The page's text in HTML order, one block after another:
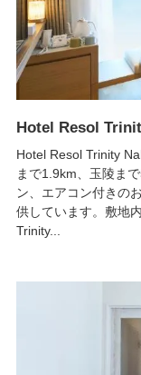
Hotel Resol
Hotel Resol Trinity
まで1.9km、玉陵ま
ン、エアコン付きの
供しています。敷地
Trinity...